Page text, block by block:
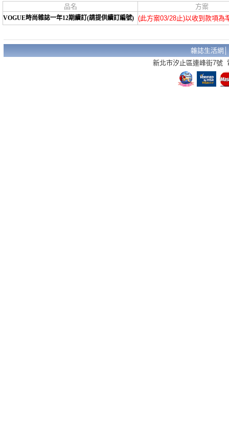
品名 方案
VOGUE時尚雜誌一年12期續訂(請提供續訂編號) (此方案03/28止)以收到款項為
雜誌生活網
新北市汐止區連峰街7號